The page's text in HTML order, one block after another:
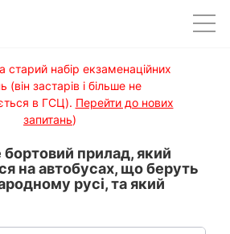
старий набір екзаменаційних
(він застарів і більше не
в ГСЦ). Перейти до нових
запитань)
прилад, який
на автобусах, що беруть
русі, та який